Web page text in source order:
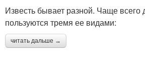
Известь бывает разной. Чаще всего
пользуются тремя ее видами:
читать дальше →